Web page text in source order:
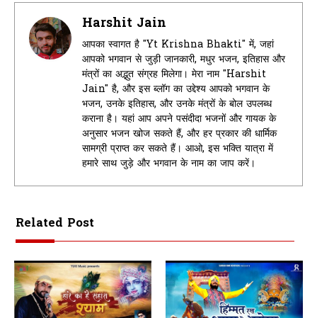
Harshit Jain
आपका स्वागत है "Yt Krishna Bhakti" में, जहां
आपको भगवान से जुड़ी जानकारी, मधुर भजन, इतिहास और
मंत्रों का अद्भुत संग्रह मिलेगा। मेरा नाम "Harshit
Jain" है, और इस ब्लॉग का उद्देश्य आपको भगवान के
भजन, उनके इतिहास, और उनके मंत्रों के बोल उपलब्ध
कराना है। यहां आप अपने पसंदीदा भजनों और गायक के
अनुसार भजन खोज सकते हैं, और हर प्रकार की धार्मिक
सामग्री प्राप्त कर सकते हैं। आओ, इस भक्ति यात्रा में
हमारे साथ जुड़े और भगवान के नाम का जाप करें।
Related Post